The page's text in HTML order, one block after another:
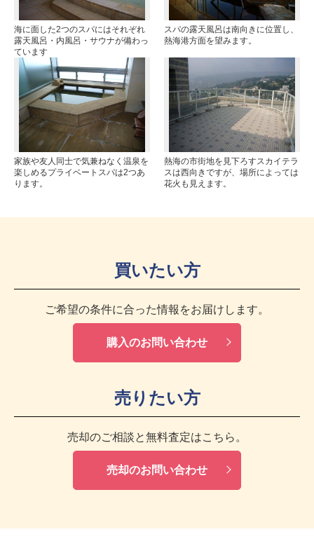
海に面した2つのスパにはそれぞれ
露天風呂・内風呂・サウナが備わっ
ています
スパの露天風呂は南向きに位置し、
熱海港方面を望みます。
家族や友人同士で気兼ねなく温泉を
楽しめるプライベートスパは2つあ
ります。
熱海の市街地を見下ろすスカイテラ
スは西向きですが、場所によっては
花火も見えます。
買いたい方
ご希望の条件に合った情報をお届けします。
購入のお問い合わせ
売りたい方
売却のご相談と無料査定はこちら。
売却のお問い合わせ